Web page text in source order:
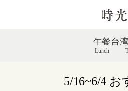
午餐
Lunch
台
5/16~6/4